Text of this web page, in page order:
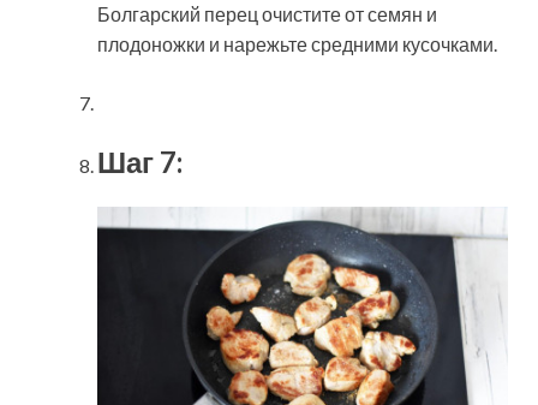
Болгарский перец очистите от семян и
плодоножки и нарежьте средними кусочками.
Шаг 7: